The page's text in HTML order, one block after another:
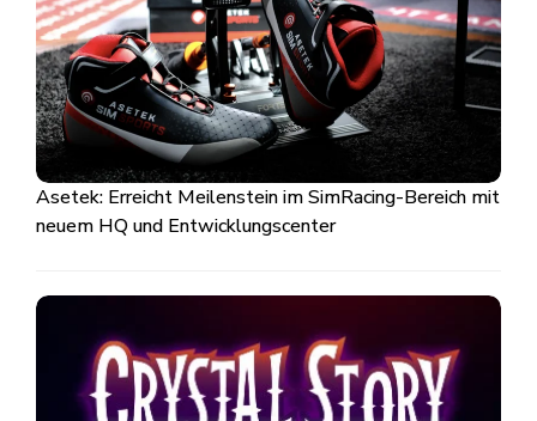
Asetek: Erreicht Meilenstein im SimRacing-Bereich mit
neuem HQ und Entwicklungscenter